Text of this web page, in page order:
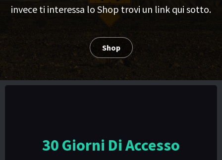
invece ti interessa lo Shop trovi un link qui sotto.
Shop
30 Giorni Di Accesso